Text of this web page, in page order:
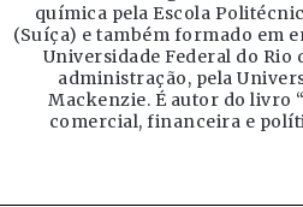
química pela Escola
(Suíça) e também formado em
Universidade Federal do Rio
administração, pela
Mackenzie. É autor do livro
comercial, financeira e